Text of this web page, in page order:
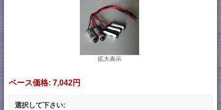
拡大表示
ベース価格: 7,042円
選択して下さい: